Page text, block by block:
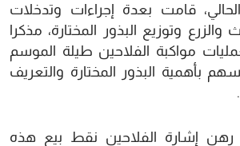
قامت بعدة إجراءات وتدخلات
والزرع وتوزيع البذور المختارة، مذكرا
مواكبة الفلاحين طيلة الموسم
بأهمية البذور المختارة والتعريف
رهن إشارة الفلاحين نقط بيع هذه